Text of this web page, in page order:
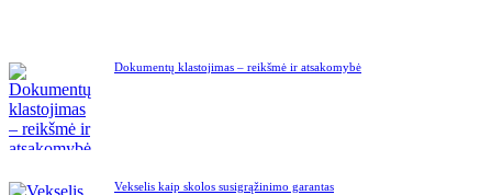
Dokumentų klastojimas – reikšmė ir atsakomybė
Vekselis kaip skolos susigrąžinimo garantas